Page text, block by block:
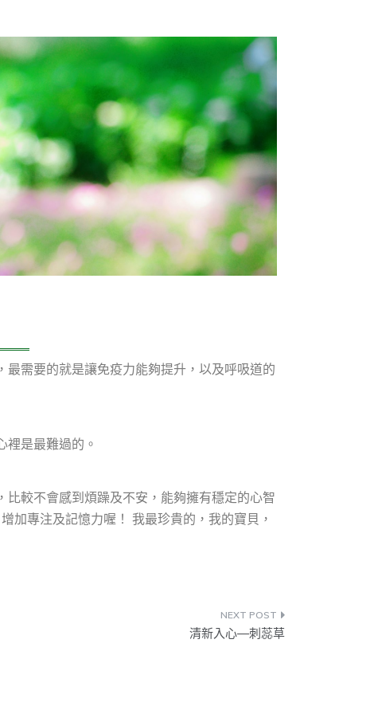
需要的就是讓免疫力能夠提升，以及呼吸道的
裡是最難過的。
較不會感到煩躁及不安，能夠擁有穩定的心智
加專注及記憶力喔！ 我最珍貴的，我的寶貝，
清新入心—刺蕊草